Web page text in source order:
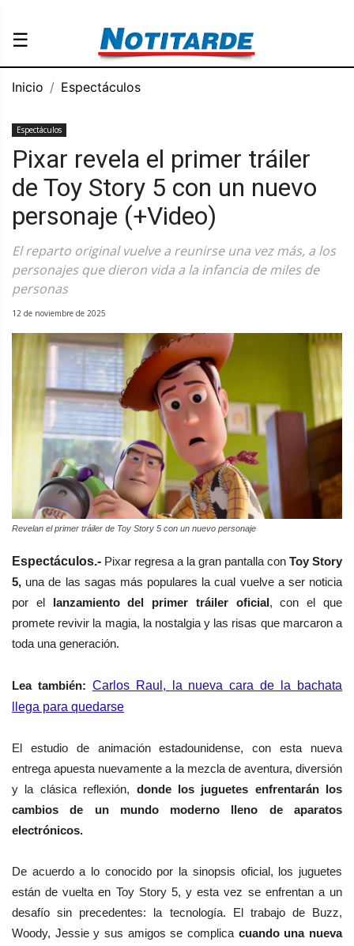
☰
Inicio Espectáculos
Espectáculos
Pixar revela el primer tráiler
de Toy Story 5 con un nuevo
personaje (+Video)
El reparto original vuelve a reunirse una vez más, a los
personajes que dieron vida a la infancia de miles de
personas
12 de noviembre de 2025
Revelan el primer tráiler de Toy Story 5 con un nuevo personaje
Espectáculos.- Pixar regresa a la gran pantalla con Toy Story
5, una de las sagas más populares la cual vuelve a ser noticia
por el lanzamiento del primer tráiler oficial, con el que
promete revivir la magia, la nostalgia y las risas que marcaron a
toda una generación.
Lea también: Carlos Raul, la nueva cara de la bachata
llega para quedarse
El estudio de animación estadounidense, con esta nueva
entrega apuesta nuevamente a la mezcla de aventura, diversión
y la clásica reflexión, donde los juguetes enfrentarán los
cambios de un mundo moderno lleno de aparatos
electrónicos.
De acuerdo a lo conocido por la sinopsis oficial, los juguetes
están de vuelta en Toy Story 5, y esta vez se enfrentan a un
desafío sin precedentes: la tecnología. El trabajo de Buzz,
Woody, Jessie y sus amigos se complica cuando una nueva